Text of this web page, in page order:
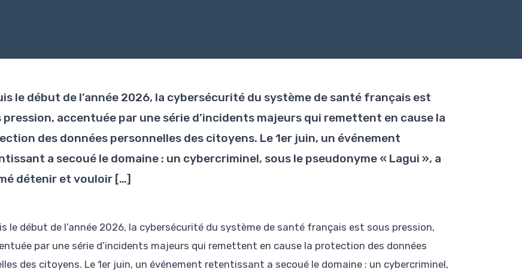
le début de l’année 2026, la cybersécurité du système de santé français est
pression, accentuée par une série d’incidents majeurs qui remettent en cause la
des données personnelles des citoyens. Le 1er juin, un événement
a secoué le domaine : un cybercriminel, sous le pseudonyme « Lagui », a
détenir et vouloir […]
le début de l’année 2026, la cybersécurité du système de santé français est sous pression,
par une série d’incidents majeurs qui remettent en cause la protection des données
des citoyens. Le 1er juin, un événement retentissant a secoué le domaine : un cybercriminel,